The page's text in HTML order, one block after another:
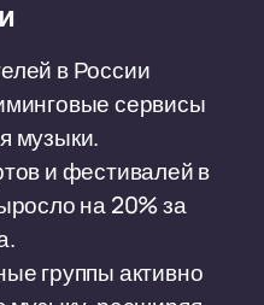
в России
сервисы
музыки.
и фестивалей в
на 20% за
группы активно